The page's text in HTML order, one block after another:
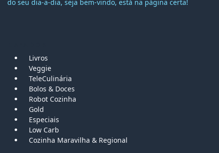
do seu dia-a-dia, seja bem-vindo, está na página certa!
Livros
Veggie
TeleCulinária
Bolos & Doces
Robot Cozinha
Gold
Especiais
Low Carb
Cozinha Maravilha & Regional